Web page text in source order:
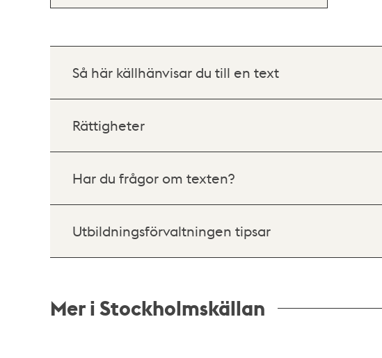
Så här källhänvisar du till en text
Rättigheter
Har du frågor om texten?
Utbildningsförvaltningen tipsar
Mer i Stockholmskällan